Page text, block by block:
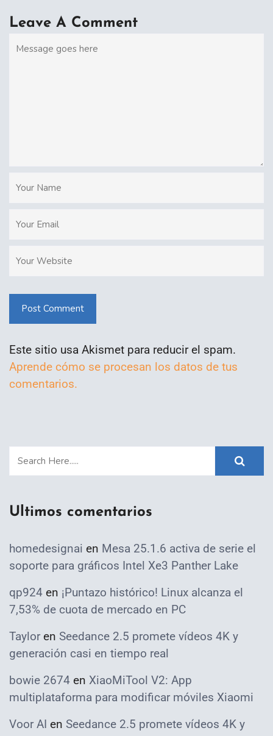
Leave A Comment
Post Comment
Este sitio usa Akismet para reducir el spam.
Aprende cómo se procesan los datos de tus
comentarios.
Ultimos comentarios
homedesignai en Mesa 25.1.6 activa de serie el
soporte para gráficos Intel Xe3 Panther Lake
qp924 en ¡Puntazo histórico! Linux alcanza el
7,53% de cuota de mercado en PC
Taylor en Seedance 2.5 promete vídeos 4K y
generación casi en tiempo real
bowie 2674 en XiaoMiTool V2: App
multiplataforma para modificar móviles Xiaomi
Voor AI en Seedance 2.5 promete vídeos 4K y